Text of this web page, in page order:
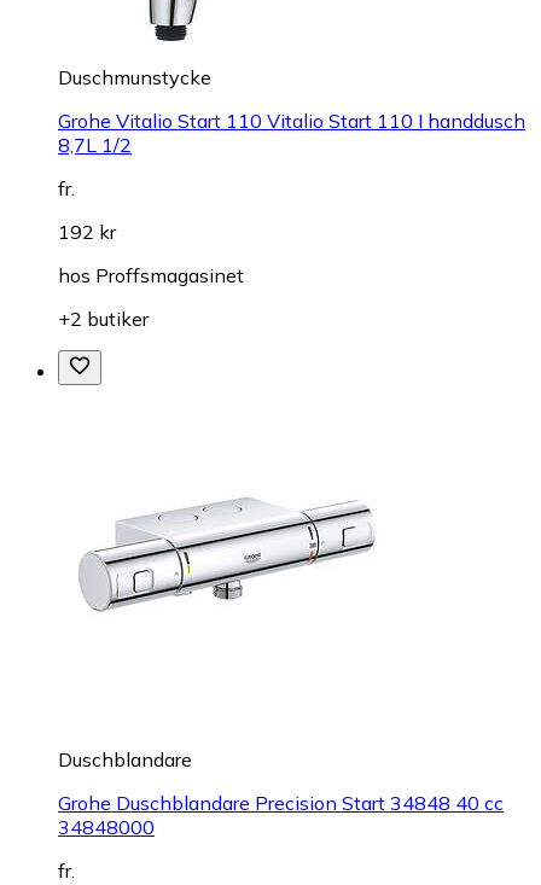
Duschmunstycke
Grohe Vitalio Start 110 Vitalio Start 110 I handdusch
8,7L 1/2
fr.
192 kr
hos Proffsmagasinet
+2 butiker
Duschblandare
Grohe Duschblandare Precision Start 34848 40 cc
34848000
fr.